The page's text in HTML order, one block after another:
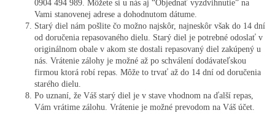
0904 494 989. Môžete si u nás aj “Objednať vyzdvihnutie” na
Vami stanovenej adrese a dohodnutom dátume.
Starý diel nám pošlite čo možno najskôr, najneskôr však do 14 dní
od doručenia repasovaného dielu. Starý diel je potrebné odoslať v
originálnom obale v akom ste dostali repasovaný diel zakúpený u
nás. Vrátenie zálohy je možné až po schválení dodávateľskou
firmou ktorá robí repas. Môže to trvať až do 14 dní od doručenia
starého dielu.
Po uznaní, že Váš starý diel je v stave vhodnom na ďalší repas,
Vám vrátime zálohu. Vrátenie je možné prevodom na Váš účet.